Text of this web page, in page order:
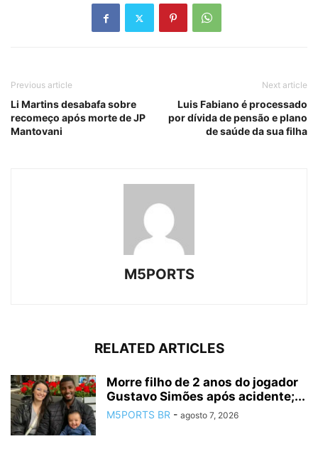
Previous article
Li Martins desabafa sobre
recomeço após morte de JP
Mantovani
Next article
Luis Fabiano é processado
por dívida de pensão e plano
de saúde da sua filha
M5PORTS
RELATED ARTICLES
Morre filho de 2 anos do jogador
Gustavo Simões após acidente;...
M5PORTS BR - agosto 7, 2026